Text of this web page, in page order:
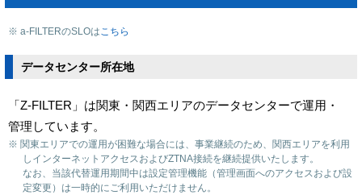
※ a-FILTERのSLOはこちら
データセンター所在地
「Z-FILTER」は関東・関西エリアのデータセンターで運用・
管理しています。
※ 関東エリアでの運用が困難な場合には、事業継続のため、関西エリアを利用
しインターネットアクセスおよびZTNA接続を継続提供いたします。
なお、当該代替運用期間中は設定管理機能（管理画面へのアクセスおよび設
定変更）は一時的にご利用いただけません。